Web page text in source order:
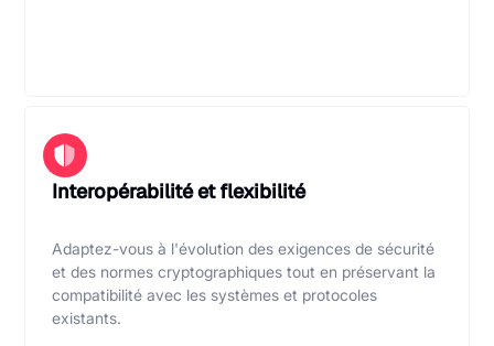
Interopérabilité et flexibilité
Adaptez-vous à l'évolution des exigences de sécurité
et des normes cryptographiques tout en préservant la
compatibilité avec les systèmes et protocoles
existants.